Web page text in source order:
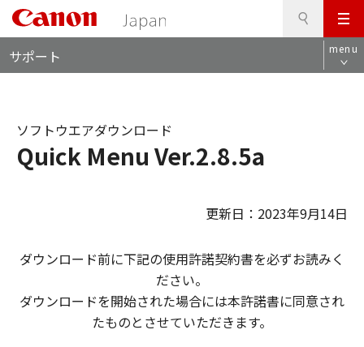
メ
ニ
ュ
サポート menu
Quick Menu Ver.2.8.5a
ソフトウエアダウンロード
更新日：2023年9月14日
ダウンロード前に下記の使用許諾契約書を必ずお読みく
ださい。
ダウンロードを開始された場合には本許諾書に同意され
たものとさせていただきます。